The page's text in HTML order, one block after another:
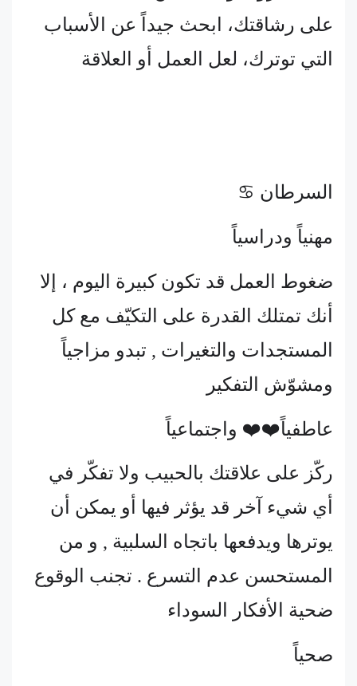
على رشاقتك، ابحث جيداً عن الأسباب
التي توترك، لعل العمل أو العلاقة
السرطان ♋
مهنياً ودراسياً
ضغوط العمل قد تكون كبيرة اليوم ، إلا
أنك تمتلك القدرة على التكيّف مع كل
المستجدات والتغيرات , تبدو مزاجياً
ومشوّش التفكير
عاطفياً❤️❤️ واجتماعياً
ركّز على علاقتك بالحبيب ولا تفكّر في
أي شيء آخر قد يؤثر فيها أو يمكن أن
يوترها ويدفعها باتجاه السلبية , و من
المستحسن عدم التسرع . تجنب الوقوع
ضحية الأفكار السوداء
صحياً